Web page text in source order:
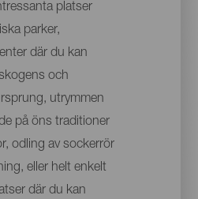
platser
parker,
där du kan
och
utrymmen
på öns traditioner
odling av sockerrör
eller helt enkelt
där du kan